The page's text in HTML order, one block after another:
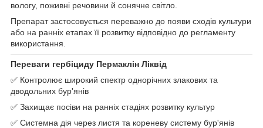
вологу, поживні речовини й сонячне світло.
Препарат застосовується переважно до появи сходів культури
або на ранніх етапах її розвитку відповідно до регламенту
використання.
Переваги гербіциду Пермаклін Ліквід
✅ Контролює широкий спектр однорічних злакових та
дводольних бур'янів
✅ Захищає посіви на ранніх стадіях розвитку культур
✅ Системна дія через листя та кореневу систему бур'янів